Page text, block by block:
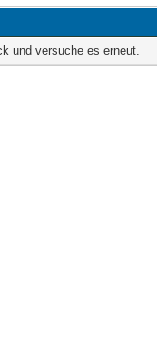
und versuche es erneut.